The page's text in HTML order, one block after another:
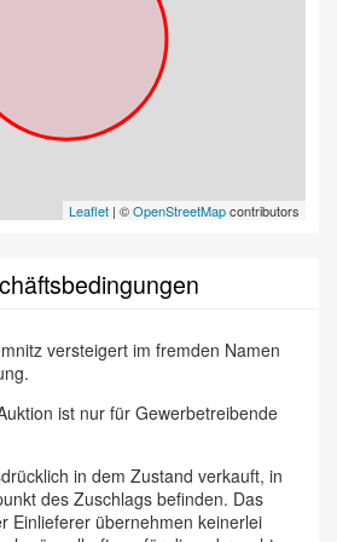
Leaflet | ©OpenStreetMapcontributors
versteigert im fremden Namen
ist nur für Gewerbetreibende
in dem Zustand verkauft, in
des Zuschlags befinden. Das
Einlieferer übernehmen keinerlei